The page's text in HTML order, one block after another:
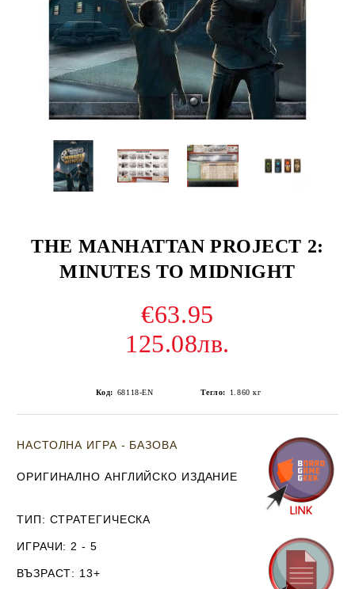
THE MANHATTAN PROJECT 2:
MINUTES TO MIDNIGHT
€63.95
125.08лв.
Код: 68118-EN Тегло: 1.860 кг
НАСТОЛНА ИГРА - БАЗОВА
ОРИГИНАЛНО АНГЛИЙСКО ИЗДАНИЕ
ТИП: СТРАТЕГИЧЕСКА
ИГРАЧИ: 2 - 5
ВЪЗРАСТ: 13+